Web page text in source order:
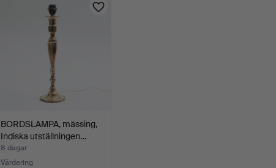
BORDSLAMPA, mässing,
Indiska utställningen…
8 dagar
Värdering